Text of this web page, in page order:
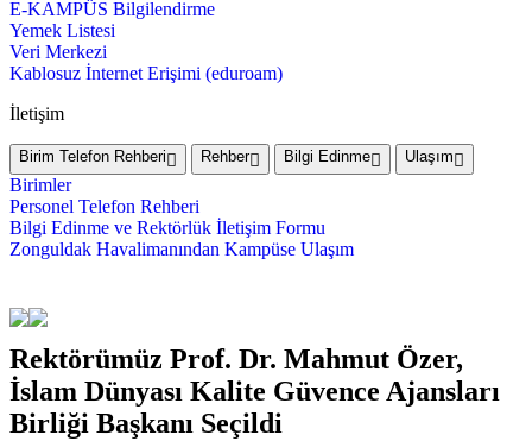
E-KAMPÜS Bilgilendirme
Yemek Listesi
Veri Merkezi
Kablosuz İnternet Erişimi (eduroam)
İletişim
Birim Telefon Rehberi Rehber Bilgi Edinme Ulaşım
Birimler
Personel Telefon Rehberi
Bilgi Edinme ve Rektörlük İletişim Formu
Zonguldak Havalimanından Kampüse Ulaşım
Rektörümüz Prof. Dr. Mahmut Özer,
İslam Dünyası Kalite Güvence Ajansları
Birliği Başkanı Seçildi